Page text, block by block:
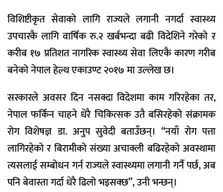
विशिष्टीकृत सेवाको लागि राज्यले लगानी नगर्दा स्वास्थ्य
उपचारकै लागि वार्षिक रु.२ खर्बभन्दा बढी विदेशिने गरेको र
करीब १७ प्रतिशत नागरिक स्वास्थ्य सेवा लिएकै कारण गरीब
बनेको नेपाल हेल्थ एकाउण्ट २०१७ मा उल्लेख छ।
सरकारले अवसर दिन नसक्दा विदेशमा काम गरिरहेका तर,
नेपाल फर्किन चाहने धेरै चिकित्सक उतै बसिरहेको संक्रामक
रोग विशेषज्ञ डा. अनुप सुवेदी बताउँछन्। “नयाँ रोग पत्ता
लागिरहेको र बिरामीको संख्या अचाक्ली बढिरहेको अवस्थामा
त्यसलाई सम्बोधन गर्न राज्यले स्वास्थ्यमा लगानी गर्नै पर्छ, अब
पनि बेवास्ता गर्दा धेरै ढिलो भइसक्छ”, उनी भन्छन्।